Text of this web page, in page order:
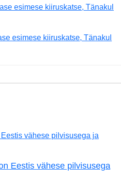
esimese kiiruskatse, Tänakul
Eestis vähese pilvisusega